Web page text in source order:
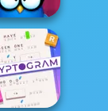
with Owl